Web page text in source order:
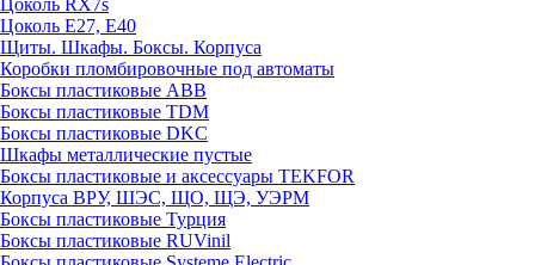
Цоколь RX7s
Цоколь Е27, E40
Щиты. Шкафы. Боксы. Корпуса
Коробки пломбировочные под автоматы
Боксы пластиковые ABB
Боксы пластиковые TDM
Боксы пластиковые DKC
Шкафы металлические пустые
Боксы пластиковые и аксессуары TEKFOR
Корпуса ВРУ, ШЭС, ЩО, ЩЭ, УЭРМ
Боксы пластиковые Турция
Боксы пластиковые RUVinil